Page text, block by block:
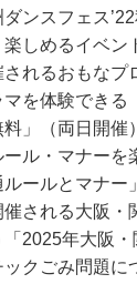
ンスフェス
しめるイベン
れるおもなプ
を体験できる
」（両日開催
ル・マナーを
ールとマナー
される大阪・
2025年大阪
クごみ問題に